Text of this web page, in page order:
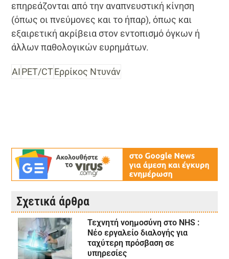
επηρεάζονται από την αναπνευστική κίνηση
(όπως οι πνεύμονες και το ήπαρ), όπως και
εξαιρετική ακρίβεια στον εντοπισμό όγκων ή
άλλων παθολογικών ευρημάτων.
AIPET/CTΕρρίκος Ντυνάν
Σχετικά άρθρα
Τεχνητή νοημοσύνη στο NHS :
Νέο εργαλείο διαλογής για
ταχύτερη πρόσβαση σε
υπηρεσίες